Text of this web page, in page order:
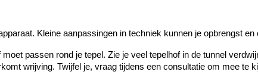
Kleine aanpassingen in techniek kunnen je opbrengst
passen rond je tepel. Zie je veel tepelhof in de tunnel
wrijving. Twijfel je, vraag tijdens een consultatie om mee te